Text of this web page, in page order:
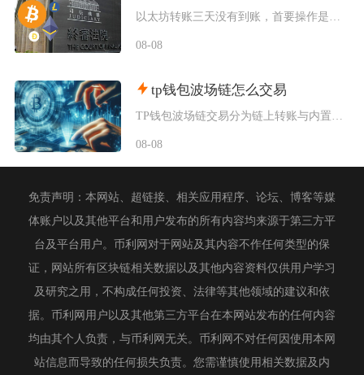
以太坊转账三天没有到账，首要操作是使用交易哈希在区块浏览器核验真实链上状态，区分交易待确认
08-08
tp钱包波场链怎么交易
TP钱包波场链交易分为链上转账与内置闪兑两类操作，完成交易需要提前切换TRON主网、添加对
08-08
免责声明：本网站、超链接、相关应用程序、论坛、博客等媒
体账户以及其他平台和用户发布的所有内容均来源于第三方平
台及平台用户。币利网对于网站及其内容不作任何类型的保
证，网站所有区块链相关数据以及其他内容资料仅供用户学习
及研究之用，不构成任何投资、法律等其他领域的建议和依
据。币利网用户以及其他第三方平台在本网站发布的任何内容
均由其个人负责，与币利网无关。币利网不对任何因使用本网
站信息而导致的任何损失负责。您需谨慎使用相关数据及内